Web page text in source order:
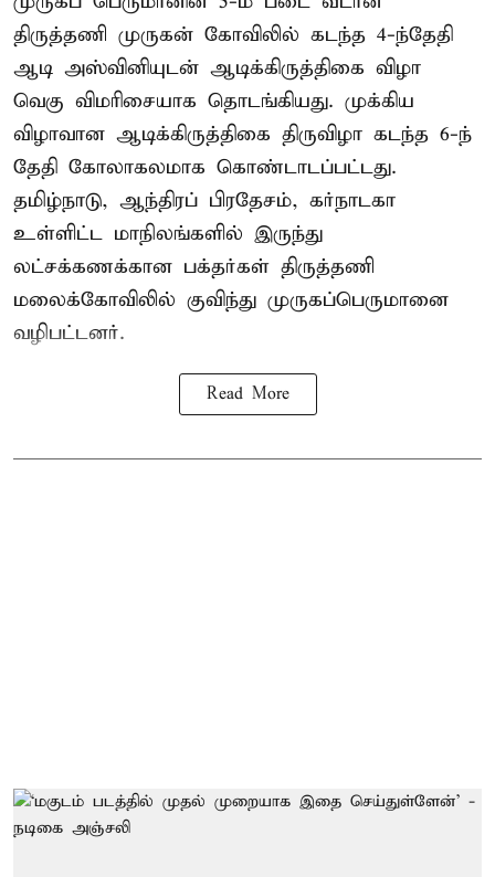
திருத்தணி முருகன் கோவிலில் கடந்த 4-ந்தேதி
ஆடி அஸ்வினியுடன் ஆடிக்கிருத்திகை விழா
வெகு விமரிசையாக தொடங்கியது. முக்கிய
விழாவான ஆடிக்கிருத்திகை திருவிழா கடந்த 6-ந்
தேதி கோலாகலமாக கொண்டாடப்பட்டது.
தமிழ்நாடு, ஆந்திரப் பிரதேசம், கர்நாடகா
உள்ளிட்ட மாநிலங்களில் இருந்து
லட்சக்கணக்கான பக்தர்கள் திருத்தணி
மலைக்கோவிலில் குவிந்து முருகப்பெருமானை
வழிபட்டனர்.
Read More